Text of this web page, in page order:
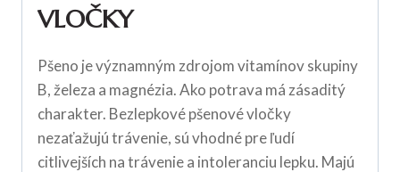
VLOČKY
Pšeno je významným zdrojom vitamínov skupiny
B, železa a magnézia. Ako potrava má zásaditý
charakter. Bezlepkové pšenové vločky
nezaťažujú trávenie, sú vhodné pre ľudí
citlivejších na trávenie a intoleranciu lepku. Majú